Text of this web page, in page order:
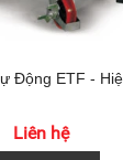
Động ETF -
Liên hệ